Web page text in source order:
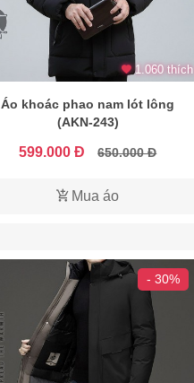
1.060 thích
Áo khoác phao nam lót lông
(AKN-243)
599.000 Đ 650.000 Đ
Mua áo
- 30%